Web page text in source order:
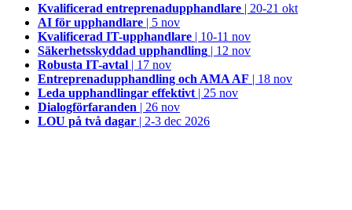
Kvalificerad entreprenad­upphandlare | 20-21 okt
AI för upphandlare | 5 nov
Kvalificerad IT-upphandlare | 10-11 nov
Säkerhetsskyddad upphandling | 12 nov
Robusta IT-avtal | 17 nov
Entreprenadupphandling och AMA AF | 18 nov
Leda upphandlingar effektivt | 25 nov
Dialogförfaranden | 26 nov
LOU på två dagar | 2-3 dec 2026